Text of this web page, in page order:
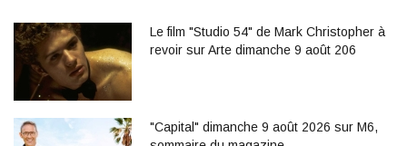
Le film "Studio 54" de Mark Christopher à
revoir sur Arte dimanche 9 août 206
"Capital" dimanche 9 août 2026 sur M6,